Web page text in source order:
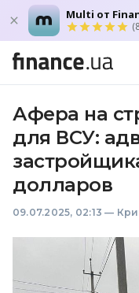
Multi от
Афера на
для ВСУ:
долларов
09.07.2025, 02:13 —